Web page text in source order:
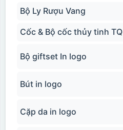
Bộ Ly Rượu Vang
Cốc & Bộ cốc thủy tinh TQ
Bộ giftset In logo
Bút in logo
Cặp da in logo